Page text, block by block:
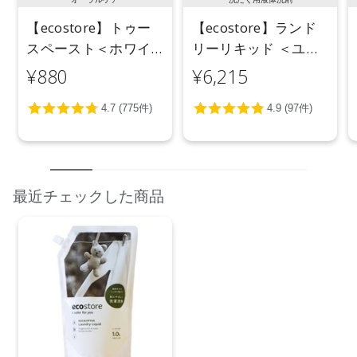
【ecostore】トゥー
スペースト＜ホワイ
トニング＞ 100g
¥880
【ecostore】ランド
リーリキッド ＜ユー
カリ＞ 5L
¥6,215
最近チェックした商品